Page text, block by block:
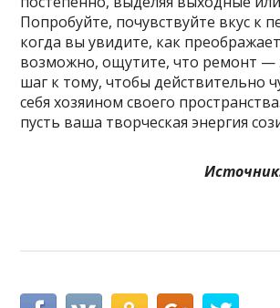
Попробуйте, почувствуйте вкус к
когда вы увидите, как
возможно, ощутите, что ремонт —
шаг к тому, чтобы действительно
себя хозяином своего
пусть ваша творческая энергия